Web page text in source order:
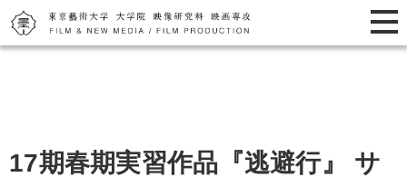
17期春期実習作品『逃避行』 サ